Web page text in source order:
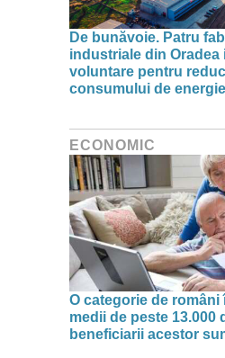
De bunăvoie. Patru
industriale din Oradea
voluntare pentru
consumului de energie
ECONOMIC
O categorie de români
medii de peste 13.000
beneficiarii acestor